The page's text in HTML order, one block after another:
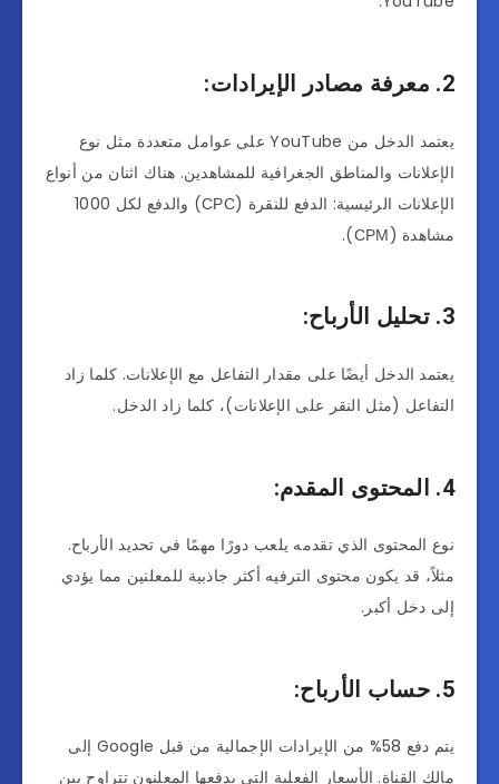
2. معرفة مصادر الإيرادات:
يعتمد الدخل من YouTube على عوامل متعددة مثل نوع
الإعلانات والمناطق الجغرافية للمشاهدين. هناك اثنان من أنواع
الإعلانات الرئيسية: الدفع للنقرة (СРС) والدفع لكل 1000
مشاهدة (СРМ).
3. تحليل الأرباح:
يعتمد الدخل أيضًا على مقدار التفاعل مع الإعلانات. كلما زاد
التفاعل (مثل النقر على الإعلانات)، كلما زاد الدخل.
4. المحتوى المقدم:
نوع المحتوى الذي تقدمه يلعب دورًا مهمًا في تحديد الأرباح.
مثلاً، قد يكون محتوى الترفيه أكثر جاذبية للمعلنين مما يؤدي
إلى دخل أكبر.
5. حساب الأرباح:
يتم دفع 58% من الإيرادات الإجمالية من قبل Google إلى
مالك القناة. الأسعار الفعلية التي يدفعها المعلنون تتراوح بين